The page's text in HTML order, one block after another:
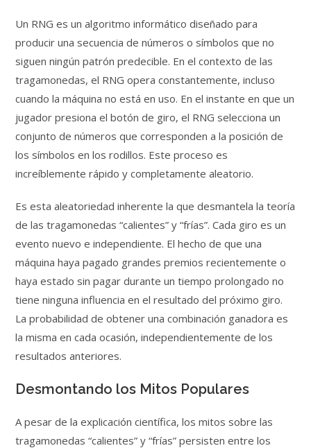
Un RNG es un algoritmo informático diseñado para
producir una secuencia de números o símbolos que no
siguen ningún patrón predecible. En el contexto de las
tragamonedas, el RNG opera constantemente, incluso
cuando la máquina no está en uso. En el instante en que un
jugador presiona el botón de giro, el RNG selecciona un
conjunto de números que corresponden a la posición de
los símbolos en los rodillos. Este proceso es
increíblemente rápido y completamente aleatorio.
Es esta aleatoriedad inherente la que desmantela la teoría
de las tragamonedas “calientes” y “frías”. Cada giro es un
evento nuevo e independiente. El hecho de que una
máquina haya pagado grandes premios recientemente o
haya estado sin pagar durante un tiempo prolongado no
tiene ninguna influencia en el resultado del próximo giro.
La probabilidad de obtener una combinación ganadora es
la misma en cada ocasión, independientemente de los
resultados anteriores.
Desmontando los Mitos Populares
A pesar de la explicación científica, los mitos sobre las
tragamonedas “calientes” y “frías” persisten entre los